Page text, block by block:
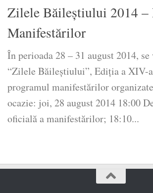
Zilele Băileştiului 2014 –
Manifestărilor
În perioada 28 – 31 august 2014,
“Zilele Băileştiului”, Ediţia a XIV-
programul manifestărilor
ocazie: joi, 28 august 2014 18:00
oficială a manifestărilor; 18:10...